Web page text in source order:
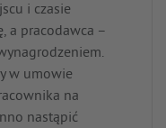
i czasie
a pracodawca –
w umowie
na
nastąpić